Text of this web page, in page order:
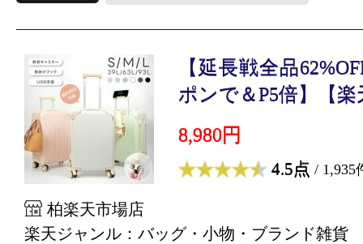
【延長戦全品
ポンで＆P5倍】【楽
8,980円
4.5点 / 1,935
柏楽天市場店
楽天ジャンル：バッグ・小物・ブランド雑貨